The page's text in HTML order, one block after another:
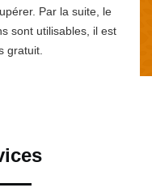
Par la suite, le
sont utilisables, il est
gratuit.